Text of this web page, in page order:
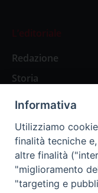
L’editoriale
Redazione
Storia
Abbonamenti
Abbonamento
Abbonamento
Informativa
Utilizziamo
finalità tecniche
altre finalità
"miglioramento
"targeting e